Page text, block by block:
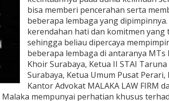
bisa memberi pencerahan serta
beberapa lembaga yang
kerendahan hati dan komitmen yang
sehingga beliau dipercaya
beberapa lembaga di antaranya MTs
Khoir Surabaya, Ketua II STAI Taruna
Surabaya, Ketua Umum Pusat
Kantor Advokat MALAKA LAW FIRM
mempunyai perhatian khusus